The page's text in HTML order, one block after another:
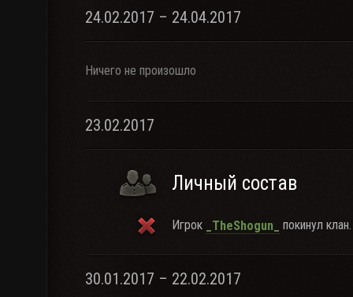
24.02.2017 – 24.04.2017
Ничего не произошло
23.02.2017
Личный состав
Игрок _TheShogun_ покинул клан.
30.01.2017 – 22.02.2017